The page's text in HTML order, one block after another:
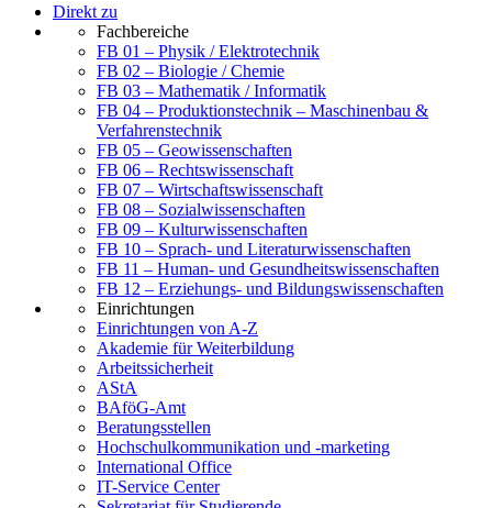
Direkt zu
Fachbereiche
FB 01 – Physik / Elektrotechnik
FB 02 – Biologie / Chemie
FB 03 – Mathematik / Informatik
FB 04 – Produktionstechnik – Maschinenbau &
Verfahrenstechnik
FB 05 – Geowissenschaften
FB 06 – Rechtswissenschaft
FB 07 – Wirtschaftswissenschaft
FB 08 – Sozialwissenschaften
FB 09 – Kulturwissenschaften
FB 10 – Sprach- und Literaturwissenschaften
FB 11 – Human- und Gesundheitswissenschaften
FB 12 – Erziehungs- und Bildungswissenschaften
Einrichtungen
Einrichtungen von A-Z
Akademie für Weiterbildung
Arbeitssicherheit
AStA
BAföG-Amt
Beratungsstellen
Hochschulkommunikation und -marketing
International Office
IT-Service Center